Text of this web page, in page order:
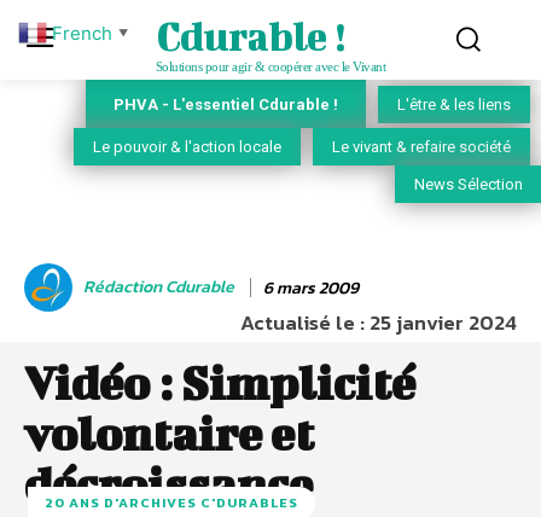
Cdurable !
Solutions pour agir & coopérer avec le Vivant
PHVA - L'essentiel Cdurable ! L'être & les liens
Le pouvoir & l'action locale Le vivant & refaire société
News Sélection
Rédaction Cdurable 6 mars 2009
Actualisé le :25 janvier 2024
Vidéo : Simplicité
volontaire et
décroissance
20 ANS D'ARCHIVES C'DURABLES
French ▼